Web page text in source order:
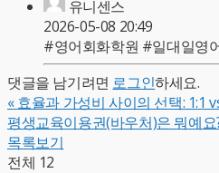
유니센스
2026-05-08 20:49
#영어회화학원 #일대일영
댓글을 남기려면 로그인하세요.
«효율과 가성비 사이의 선택: 1:1
평생교육이용권(바우처)은 뭐예
목록보기
전체 12